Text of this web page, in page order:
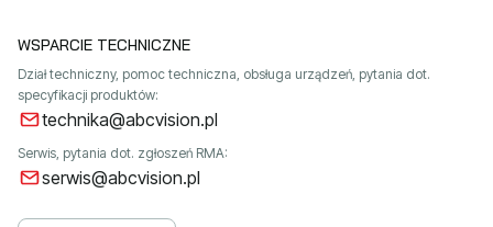
WSPARCIE TECHNICZNE
Dział techniczny, pomoc techniczna, obsługa urządzeń, pytania dot.
specyfikacji produktów:
technika@abcvision.pl
Serwis, pytania dot. zgłoszeń RMA:
serwis@abcvision.pl